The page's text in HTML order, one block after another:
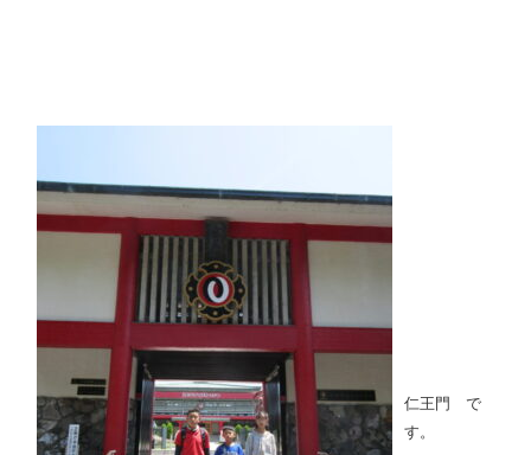
仁王門 で
す。